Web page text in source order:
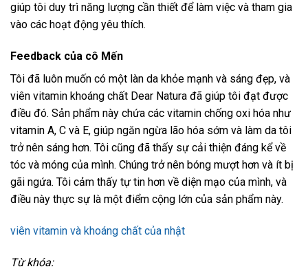
giúp tôi duy trì năng lượng cần thiết để làm việc và tham gia
vào các hoạt động yêu thích.
Feedback của cô Mến
Tôi đã luôn muốn có một làn da khỏe mạnh và sáng đẹp, và
viên vitamin khoáng chất Dear Natura đã giúp tôi đạt được
điều đó. Sản phẩm này chứa các vitamin chống oxi hóa như
vitamin A, C và E, giúp ngăn ngừa lão hóa sớm và làm da tôi
trở nên sáng hơn. Tôi cũng đã thấy sự cải thiện đáng kể về
tóc và móng của mình. Chúng trở nên bóng mượt hơn và ít bị
gãi ngứa. Tôi cảm thấy tự tin hơn về diện mạo của mình, và
điều này thực sự là một điểm cộng lớn của sản phẩm này.
viên vitamin và khoáng chất của nhật
Từ khóa: